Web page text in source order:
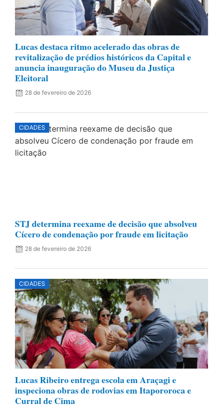
Lucas destaca ritmo acelerado das obras de
revitalização de prédios históricos da Capital e
anuncia inauguração do Museu da Justiça
Eleitoral
28 de fevereiro de 2026
CIDADES
STJ determina reexame de decisão que absolveu
Cícero de condenação por fraude em licitação
28 de fevereiro de 2026
CIDADES
Lucas Ribeiro entrega escola em Araçagi e
inspeciona obras de rodovias em Itapororoca e
Curral de Cima